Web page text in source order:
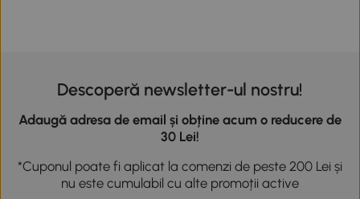
Descoperă newsletter-ul nostru!
Adaugă adresa de email și obține acum o reducere de
30 Lei!
*Cuponul poate fi aplicat la comenzi de peste 200 Lei și
nu este cumulabil cu alte promoții active